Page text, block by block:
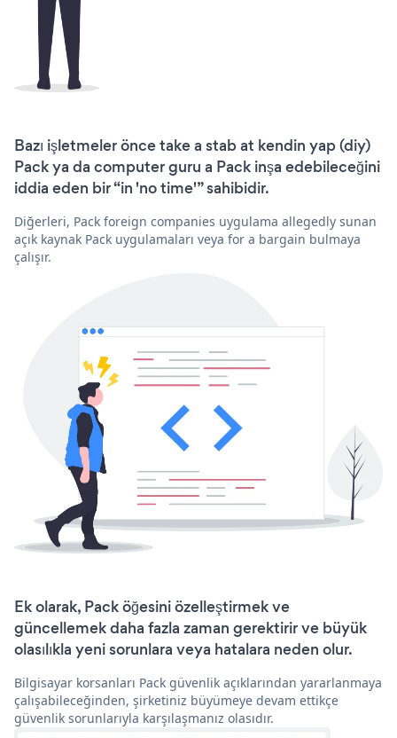
Bazı işletmeler önce take a stab at kendin yap (diy)
Pack ya da computer guru a Pack inşa edebileceğini
iddia eden bir “in 'no time'” sahibidir.
Diğerleri, Pack foreign companies uygulama allegedly sunan
açık kaynak Pack uygulamaları veya for a bargain bulmaya
çalışır.
Ek olarak, Pack öğesini özelleştirmek ve
güncellemek daha fazla zaman gerektirir ve büyük
olasılıkla yeni sorunlara veya hatalara neden olur.
Bilgisayar korsanları Pack güvenlik açıklarından yararlanmaya
çalışabileceğinden, şirketiniz büyümeye devam ettikçe
güvenlik sorunlarıyla karşılaşmanız olasıdır.